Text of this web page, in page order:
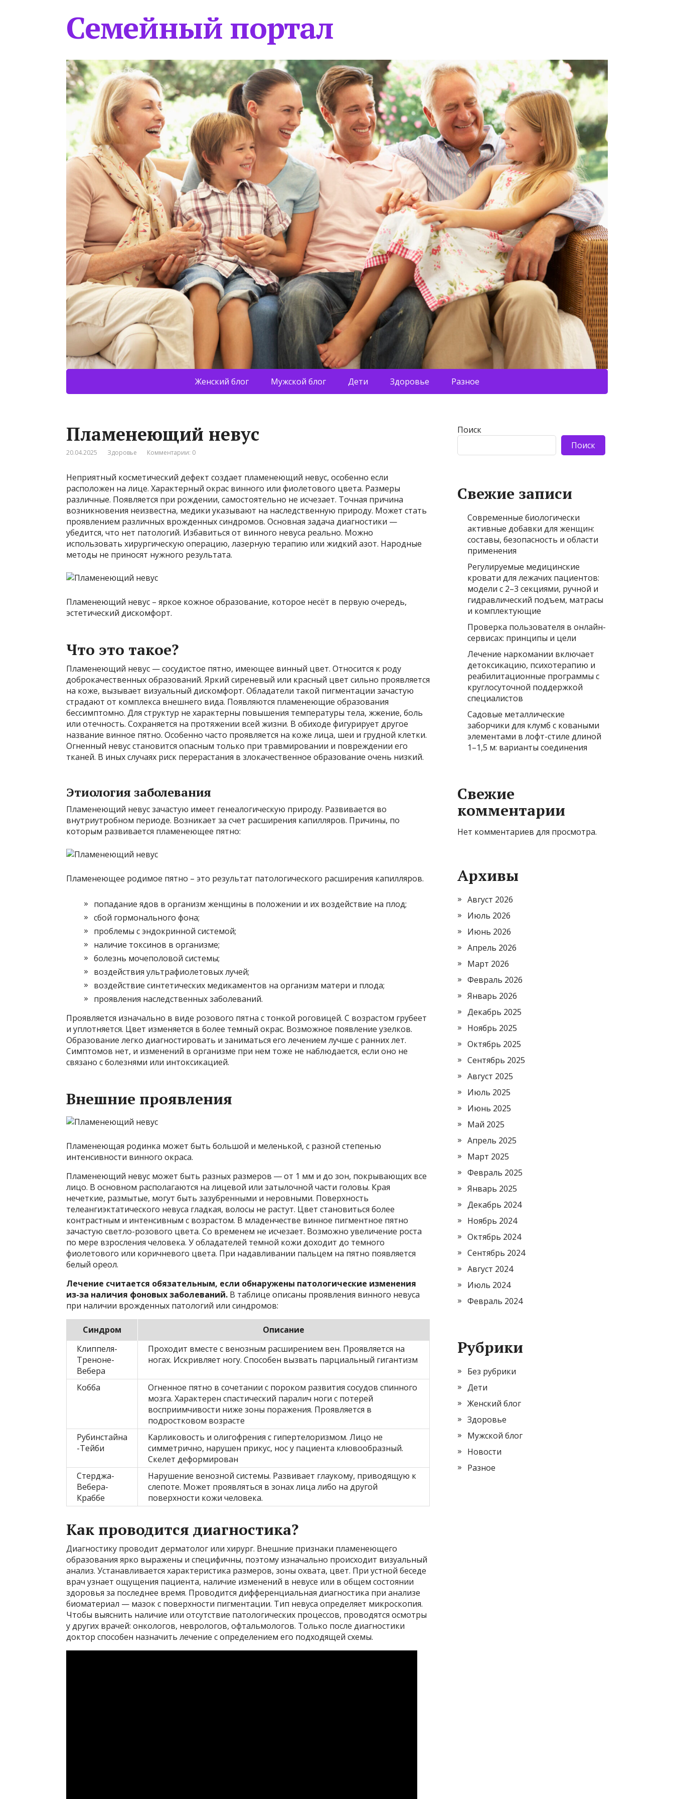
Семейный портал
Женский блог Мужской блог Дети Здоровье Разное
Пламенеющий невус
20.04.2025 Здоровье Комментарии: 0
Неприятный косметический дефект создает пламенеющий невус, особенно если
расположен на лице. Характерный окрас винного или фиолетового цвета. Размеры
различные. Появляется при рождении, самостоятельно не исчезает. Точная причина
возникновения неизвестна, медики указывают на наследственную природу. Может стать
проявлением различных врожденных синдромов. Основная задача диагностики —
убедится, что нет патологий. Избавиться от винного невуса реально. Можно
использовать хирургическую операцию, лазерную терапию или жидкий азот. Народные
методы не приносят нужного результата.
Пламенеющий невус – яркое кожное образование, которое несёт в первую очередь,
эстетический дискомфорт.
Что это такое?
Пламенеющий невус — сосудистое пятно, имеющее винный цвет. Относится к роду
доброкачественных образований. Яркий сиреневый или красный цвет сильно проявляется
на коже, вызывает визуальный дискомфорт. Обладатели такой пигментации зачастую
страдают от комплекса внешнего вида. Появляются пламенеющие образования
бессимптомно. Для структур не характерны повышения температуры тела, жжение, боль
или отечность. Сохраняется на протяжении всей жизни. В обиходе фигурирует другое
название винное пятно. Особенно часто проявляется на коже лица, шеи и грудной клетки.
Огненный невус становится опасным только при травмировании и повреждении его
тканей. В иных случаях риск перерастания в злокачественное образование очень низкий.
Этиология заболевания
Пламенеющий невус зачастую имеет генеалогическую природу. Развивается во
внутриутробном периоде. Возникает за счет расширения капилляров. Причины, по
которым развивается пламенеющее пятно:
Пламенеющее родимое пятно – это результат патологического расширения капилляров.
попадание ядов в организм женщины в положении и их воздействие на плод;
сбой гормонального фона;
проблемы с эндокринной системой;
наличие токсинов в организме;
болезнь мочеполовой системы;
воздействия ультрафиолетовых лучей;
воздействие синтетических медикаментов на организм матери и плода;
проявления наследственных заболеваний.
Проявляется изначально в виде розового пятна с тонкой роговицей. С возрастом грубеет
и уплотняется. Цвет изменяется в более темный окрас. Возможное появление узелков.
Образование легко диагностировать и заниматься его лечением лучше с ранних лет.
Симптомов нет, и изменений в организме при нем тоже не наблюдается, если оно не
связано с болезнями или интоксикацией.
Внешние проявления
Пламенеющая родинка может быть большой и меленькой, с разной степенью
интенсивности винного окраса.
Пламенеющий невус может быть разных размеров ― от 1 мм и до зон, покрывающих все
лицо. В основном располагаются на лицевой или затылочной части головы. Края
нечеткие, размытые, могут быть зазубренными и неровными. Поверхность
телеангиэктатического невуса гладкая, волосы не растут. Цвет становиться более
контрастным и интенсивным с возрастом. В младенчестве винное пигментное пятно
зачастую светло-розового цвета. Со временем не исчезает. Возможно увеличение роста
по мере взросления человека. У обладателей темной кожи доходит до темного
фиолетового или коричневого цвета. При надавливании пальцем на пятно появляется
белый ореол.
Лечение считается обязательным, если обнаружены патологические изменения
из-за наличия фоновых заболеваний. В таблице описаны проявления винного невуса
при наличии врожденных патологий или синдромов:
Синдром
Описание
Клиппеля-
Треноне-
Вебера
Проходит вместе с венозным расширением вен. Проявляется на
ногах. Искривляет ногу. Способен вызвать парциальный гигантизм
Кобба
Огненное пятно в сочетании с пороком развития сосудов спинного
мозга. Характерен спастический паралич ноги с потерей
восприимчивости ниже зоны поражения. Проявляется в
подростковом возрасте
Рубинстайна
-Тейби
Карликовость и олигофрения с гипертелоризмом. Лицо не
симметрично, нарушен прикус, нос у пациента клювообразный.
Скелет деформирован
Стерджа-
Вебера-
Краббе
Нарушение венозной системы. Развивает глаукому, приводящую к
слепоте. Может проявляться в зонах лица либо на другой
поверхности кожи человека.
Как проводится диагностика?
Диагностику проводит дерматолог или хирург. Внешние признаки пламенеющего
образования ярко выражены и специфичны, поэтому изначально происходит визуальный
анализ. Устанавливается характеристика размеров, зоны охвата, цвет. При устной беседе
врач узнает ощущения пациента, наличие изменений в невусе или в общем состоянии
здоровья за последнее время. Проводится дифференциальная диагностика при анализе
биоматериал — мазок с поверхности пигментации. Тип невуса определяет микроскопия.
Чтобы выяснить наличие или отсутствие патологических процессов, проводятся осмотры
у других врачей: онкологов, неврологов, офтальмологов. Только после диагностики
доктор способен назначить лечение с определением его подходящей схемы.
Поиск
Поиск
Свежие записи
Современные биологически
активные добавки для женщин:
составы, безопасность и области
применения
Регулируемые медицинские
кровати для лежачих пациентов:
модели с 2–3 секциями, ручной и
гидравлический подъем, матрасы
и комплектующие
Проверка пользователя в онлайн-
сервисах: принципы и цели
Лечение наркомании включает
детоксикацию, психотерапию и
реабилитационные программы с
круглосуточной поддержкой
специалистов
Садовые металлические
заборчики для клумб с коваными
элементами в лофт-стиле длиной
1–1,5 м: варианты соединения
Свежие
комментарии
Нет комментариев для просмотра.
Архивы
Август 2026
Июль 2026
Июнь 2026
Апрель 2026
Март 2026
Февраль 2026
Январь 2026
Декабрь 2025
Ноябрь 2025
Октябрь 2025
Сентябрь 2025
Август 2025
Июль 2025
Июнь 2025
Май 2025
Апрель 2025
Март 2025
Февраль 2025
Январь 2025
Декабрь 2024
Ноябрь 2024
Октябрь 2024
Сентябрь 2024
Август 2024
Июль 2024
Февраль 2024
Рубрики
Без рубрики
Дети
Женский блог
Здоровье
Мужской блог
Новости
Разное